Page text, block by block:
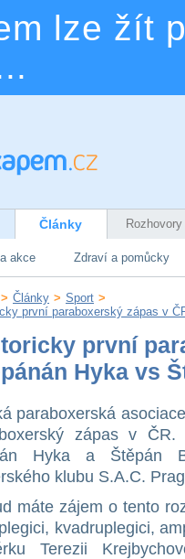
lze žít
Články Rozhovory
akce Zdraví a pomůcky
> Články > Sport >
první paraboxerský zápas v
první
Hyka vs
paraboxerská
zápas v
Hyka a Štěpán
klubu S.A.C.
máte zájem o tento
kvadruplegici,
Terezii